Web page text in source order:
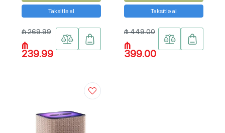
Taksitlə al
₼ 269.99
₼
239.99
Taksitlə al
₼ 449.00
₼
399.00